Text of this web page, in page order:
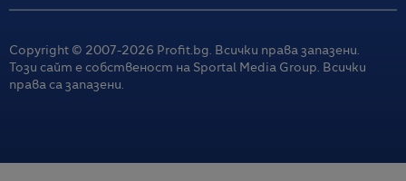
Copyright © 2007-2026 Profit.bg. Всички права запазени.
Този сайт е собственост на Sportal Media Group. Всички
права са запазени.